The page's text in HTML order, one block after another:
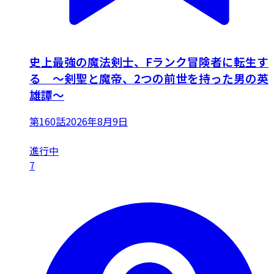
史上最強の魔法剣士、Fランク冒険者に転生す
る ～剣聖と魔帝、2つの前世を持った男の英
雄譚～
第160話2026年8月9日
進行中
7